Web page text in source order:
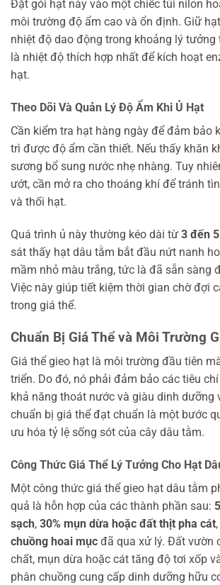
Đặt gói hạt này vào một chiếc túi nilon
môi trường độ ẩm cao và ổn định. Giữ
nhiệt độ dao động trong khoảng lý tưởng
là nhiệt độ thích hợp nhất để kích hoạt
hạt.
Theo Dõi Và Quản Lý Độ Ẩm Khi Ủ Hạt
Cần kiểm tra hạt hàng ngày để đảm bảo
trì được độ ẩm cần thiết. Nếu thấy khăn
sương bổ sung nước nhẹ nhàng. Tuy
ướt, cần mở ra cho thoáng khí để tránh
và thối hạt.
Quá trình ủ này thường kéo dài từ 3 đến
sát thấy hạt dâu tằm bắt đầu nứt nanh
mầm nhỏ màu trắng, tức là đã sẵn sàng
Việc này giúp tiết kiệm thời gian chờ đợi
trong giá thể.
Chuẩn Bị Giá Thể và Môi Trường
Giá thể gieo hạt là môi trường đầu tiên
triển. Do đó, nó phải đảm bảo các tiêu
khả năng thoát nước và giàu dinh dưỡng
chuẩn bị giá thể đạt chuẩn là một bước
ưu hóa tỷ lệ sống sót của cây dâu tằm.
Công Thức Giá Thể Lý Tưởng Cho Hạt
Một công thức giá thể gieo hạt dâu tằm
quả là hỗn hợp của các thành phần sau:
sạch, 30% mụn dừa hoặc đất thịt pha cát
chuồng hoai mục đã qua xử lý. Đất vườn
chất, mụn dừa hoặc cát tăng độ tơi xốp
phân chuồng cung cấp dinh dưỡng hữu